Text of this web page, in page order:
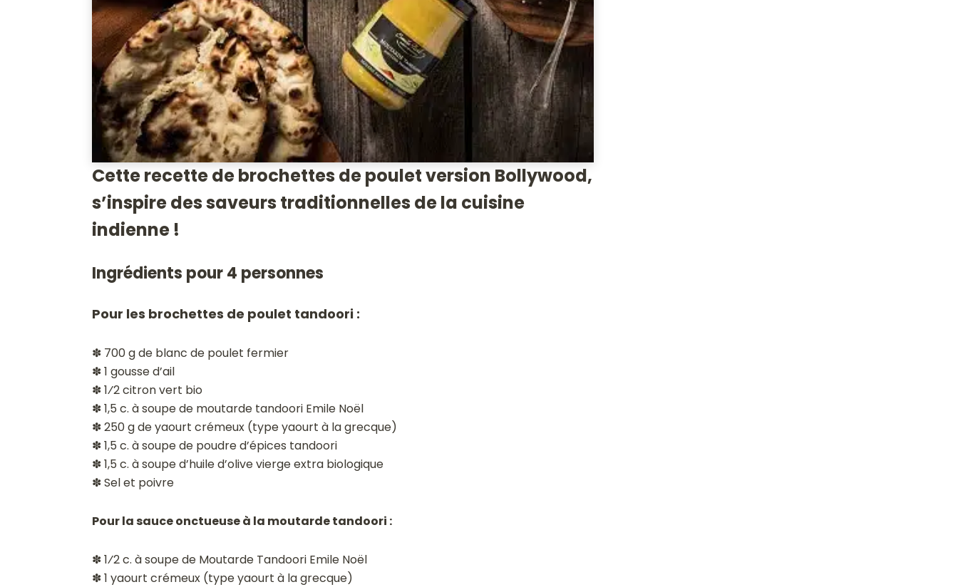
Cette recette de brochettes de poulet version Bollywood,
s’inspire des saveurs traditionnelles de la cuisine
indienne !
Ingrédients pour 4 personnes
Pour les brochettes de poulet tandoori :
✽ 700 g de blanc de poulet fermier
✽ 1 gousse d’ail
✽ 1⁄2 citron vert bio
✽ 1,5 c. à soupe de moutarde tandoori Emile Noël
✽ 250 g de yaourt crémeux (type yaourt à la grecque)
✽ 1,5 c. à soupe de poudre d’épices tandoori
✽ 1,5 c. à soupe d’huile d’olive vierge extra biologique
✽ Sel et poivre
Pour la sauce onctueuse à la moutarde tandoori :
✽ 1⁄2 c. à soupe de Moutarde Tandoori Emile Noël
✽ 1 yaourt crémeux (type yaourt à la grecque)